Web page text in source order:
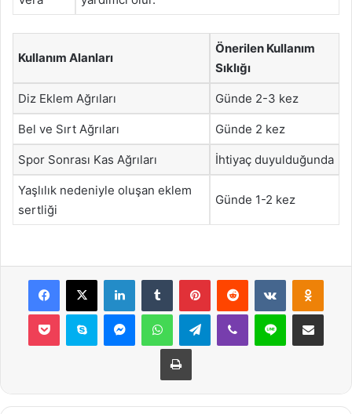
Kullanım Alanları
Önerilen Kullanım
Sıklığı
Diz Eklem Ağrıları Günde 2-3 kez
Bel ve Sırt Ağrıları Günde 2 kez
Spor Sonrası Kas Ağrıları İhtiyaç duyulduğunda
Yaşlılık nedeniyle oluşan eklem
sertliği
Günde 1-2 kez
Facebook
X LinkedInTumblr PinterestReddit VKontakte
Pocket Skype MessengerWhatsAppTelegramViber Line E-Posta ile
Yazdır